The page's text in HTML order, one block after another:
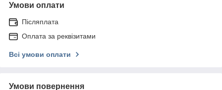
Умови оплати
Післяплата
Оплата за реквізитами
Всі умови оплати
Умови повернення